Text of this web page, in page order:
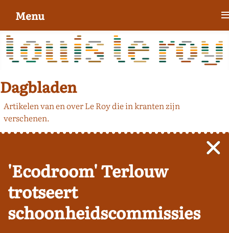
Dagbladen
Artikelen van en over Le Roy die in kranten zijn
verschenen.
'Ecodroom' Terlouw
trotseert
schoonheidscommissies
Menu